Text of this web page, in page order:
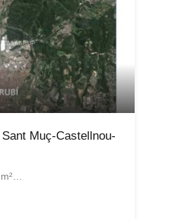
Muç-Castellnou-